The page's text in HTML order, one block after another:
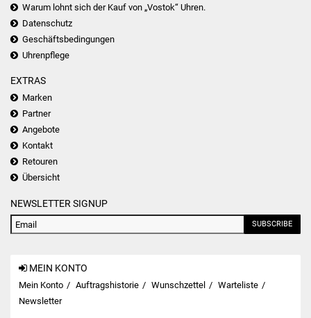
Warum lohnt sich der Kauf von „Vostok“ Uhren.
Datenschutz
Geschäftsbedingungen
Uhrenpflege
EXTRAS
Marken
Partner
Angebote
Kontakt
Retouren
Übersicht
NEWSLETTER SIGNUP
SUBSCRIBE
MEIN KONTO
Mein Konto Auftragshistorie Wunschzettel
Warteliste
Newsletter